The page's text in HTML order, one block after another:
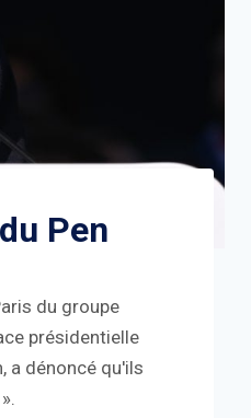
Pen
du groupe
présidentielle
a dénoncé qu'ils